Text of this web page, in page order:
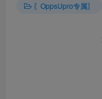
〖OppsUpro专属〗